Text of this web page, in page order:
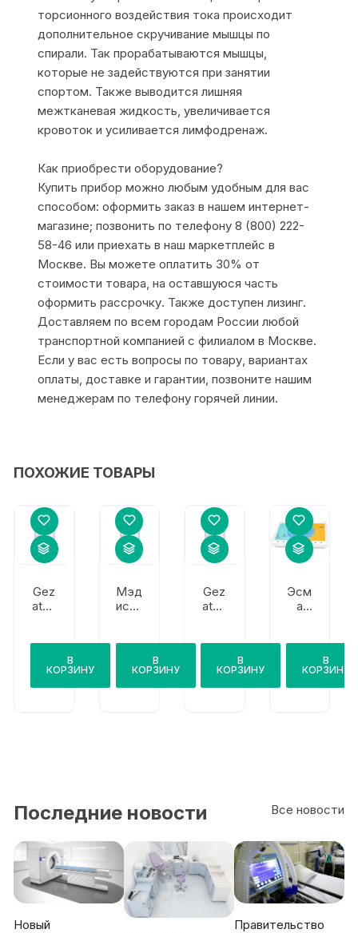
торсионного воздействия тока происходит
дополнительное скручивание мышцы по
спирали. Так прорабатываются мышцы,
которые не задействуются при занятии
спортом. Также выводится лишняя
межтканевая жидкость, увеличивается
кровоток и усиливается лимфодренаж.
Как приобрести оборудование?
Купить прибор можно любым удобным для вас
способом: оформить заказ в нашем интернет-
магазине; позвонить по телефону 8 (800) 222-
58-46 или приехать в наш маркетплейс в
Москве. Вы можете оплатить 30% от
стоимости товара, на оставшуюся часть
оформить рассрочку. Также доступен лизинг.
Доставляем по всем городам России любой
транспортной компанией с филиалом в Москве.
Если у вас есть вопросы по товару, вариантах
оплаты, доставке и гарантии, позвоните нашим
менеджерам по телефону горячей линии.
ПОХОЖИЕ ТОВАРЫ
Gez
aton
m92
0
В
КОРЗИНУ
Мэд
исон
Тауэ
р
В
КОРЗИНУ
Gez
aton
m70
8
В
КОРЗИНУ
Эсм
а
Гала
нт
В
КОРЗИНУ
Все новости
Последние новости
Новый
Правительство